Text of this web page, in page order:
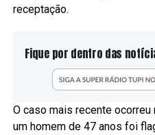
receptação.
Fique por dentro das
O caso mais recente ocorreu
um homem de 47 anos foi